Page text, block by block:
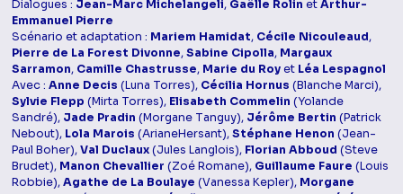
Dialogues : Jean-Marc Michelangeli, Gaëlle Rolin etArthur-
Emmanuel Pierre
Scénario et adaptation : Mariem Hamidat, Cécile Nicouleaud,
Pierre de La Forest Divonne,Sabine Cipolla, Margaux
Sarramon, Camille Chastrusse, Marie du Royet Léa Lespagnol
Avec :Anne Decis (Luna Torres), Cécilia Hornus (Blanche Marci),
Sylvie Flepp (Mirta Torres), Elisabeth Commelin (Yolande
Sandré), Jade Pradin (Morgane Tanguy), Jérôme Bertin (Patrick
Nebout), Lola Marois (ArianeHersant),Stéphane Henon (Jean-
Paul Boher),Val Duclaux(Jules Langlois), Florian Abboud (Steve
Brudet), Manon Chevallier (Zoé Romane), Guillaume Faure (Louis
Robbie),Agathe de La Boulaye (Vanessa Kepler), Morgane